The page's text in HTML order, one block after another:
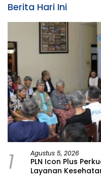
Berita Hari Ini
1 Agustus 5, 2026
PLN Icon Plus
Layanan